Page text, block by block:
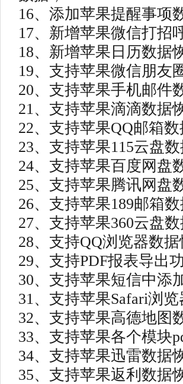
16、添加苹果提醒事项
17、新增苹果微信打招
18、新增苹果日历数据
19、支持苹果微信朋友
20、支持苹果手机邮件
21、支持苹果滴滴数据
22、支持苹果QQ邮箱数
23、支持苹果115云盘数
24、支持苹果百度网盘
25、支持苹果腾讯网盘
26、支持苹果189邮箱数
27、支持苹果360云盘数
28、支持QQ浏览器数据
29、支持PDF报表导出
30、支持苹果短信中添
31、支持苹果Safari浏
32、支持苹果高德地图
33、支持苹果各个模块
34、支持苹果迅雷数据
35、支持苹果返利数据